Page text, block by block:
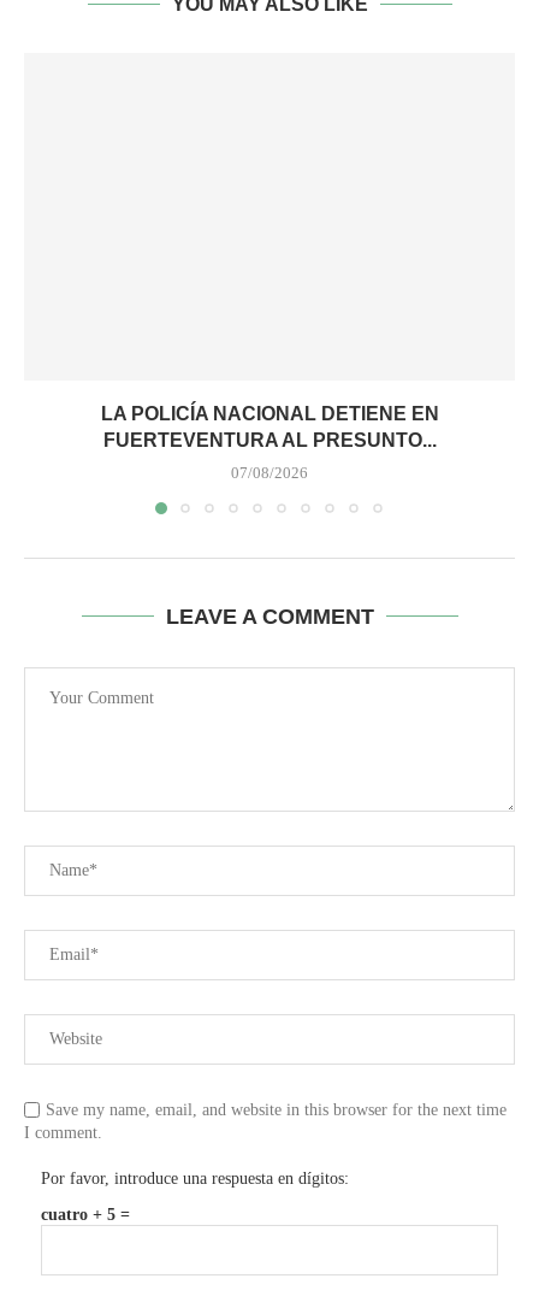
YOU MAY ALSO LIKE
LA POLICÍA NACIONAL DETIENE EN
FUERTEVENTURA AL PRESUNTO...
07/08/2026
LEAVE A COMMENT
Save my name, email, and website in this browser for the next time
I comment.
Por favor, introduce una respuesta en dígitos:
cuatro + 5 =